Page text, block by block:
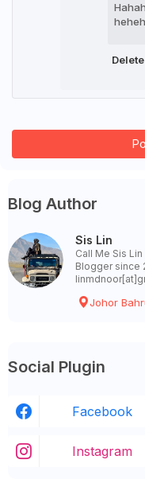
Delete
Blog Author
Sis Lin
Call Me Sis
Blogger since
Johor
Social Plugin
Facebook
Instagram